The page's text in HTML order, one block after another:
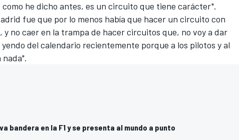
he dicho antes, es un circuito que tiene carácter".
fue que por lo menos había que hacer un circuito con
no caer en la trampa de hacer circuitos que, no voy a dar
del calendario recientemente porque a los pilotos y al
bandera en la F1 y se presenta al mundo a punto